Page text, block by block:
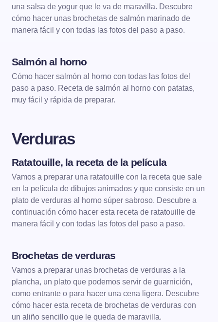
una salsa de yogur que le va de maravilla. Descubre
cómo hacer unas brochetas de salmón marinado de
manera fácil y con todas las fotos del paso a paso.
PESCADOS AL HORNO
Salmón al horno
Cómo hacer salmón al horno con todas las fotos del
paso a paso. Receta de salmón al horno con patatas,
muy fácil y rápida de preparar.
Verduras
Ratatouille, la receta de la película
Vamos a preparar una ratatouille con la receta que sale
en la película de dibujos animados y que consiste en un
plato de verduras al horno súper sabroso. Descubre a
continuación cómo hacer esta receta de ratatouille de
manera fácil y con todas las fotos del paso a paso.
Brochetas de verduras
Vamos a preparar unas brochetas de verduras a la
plancha, un plato que podemos servir de guarnición,
como entrante o para hacer una cena ligera. Descubre
cómo hacer esta receta de brochetas de verduras con
un aliño sencillo que le queda de maravilla.